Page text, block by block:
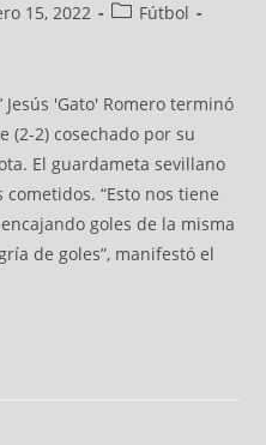
15, 2022
Fútbol
Jesús 'Gato' Romero terminó
(2-2) cosechado por su
El guardameta sevillano
“Esto nos tiene
goles de la misma
de goles”, manifestó el